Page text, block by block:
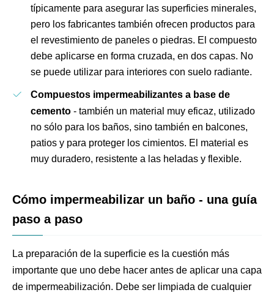
típicamente para asegurar las superficies minerales,
pero los fabricantes también ofrecen productos para
el revestimiento de paneles o piedras. El compuesto
debe aplicarse en forma cruzada, en dos capas. No
se puede utilizar para interiores con suelo radiante.
Compuestos impermeabilizantes a base de
cemento - también un material muy eficaz, utilizado
no sólo para los baños, sino también en balcones,
patios y para proteger los cimientos. El material es
muy duradero, resistente a las heladas y flexible.
Cómo impermeabilizar un baño - una guía
paso a paso
La preparación de la superficie es la cuestión más
importante que uno debe hacer antes de aplicar una capa
de impermeabilización. Debe ser limpiada de cualquier